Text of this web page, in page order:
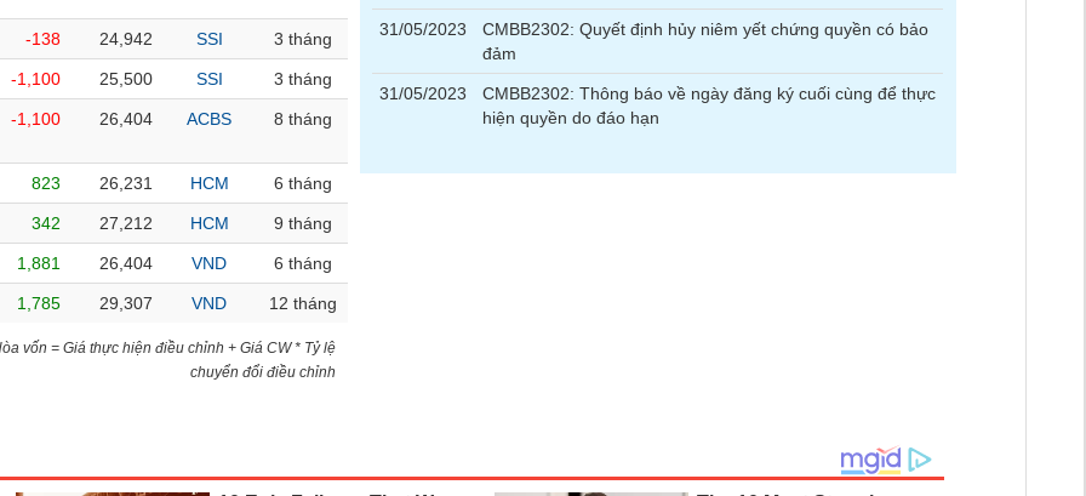
-138 24,942 SSI 3 tháng
-1,100 25,500 SSI 3 tháng
-1,100 26,404 ACBS 8 tháng
823 26,231 HCM 6 tháng
342 27,212 HCM 9 tháng
1,881 26,404 VND 6 tháng
1,785 29,307 VND 12 tháng
vốn = Giá thực hiện điều chỉnh + Giá CW * Tỷ lệ
chuyển đổi điều chỉnh
31/05/2023
CMBB2302: Quyết định hủy niêm yết chứng quyền có bảo
đảm
31/05/2023
CMBB2302: Thông báo về ngày đăng ký cuối cùng để thực
hiện quyền do đáo hạn